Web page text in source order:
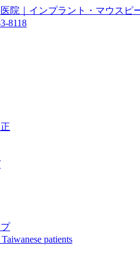
8118
patients